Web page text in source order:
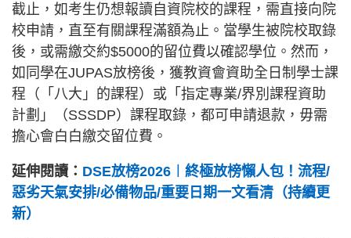
截止，如考生仍想報讀自資院校的課程，需直接向院
校申請，直至有關課程滿額為止。當學生被院校取錄
後，或需繳交約$5000的留位費以確認學位。然而，
如同學在JUPAS放榜後，獲教資會資助全日制學士課
程（「八大」的課程）或「指定專業/界別課程資助
計劃」（SSSDP）課程取錄，都可申請退款，毋需
擔心會白白繳交留位費。
延伸閱讀： DSE放榜2026︱終極放榜懶人包！流程/
惡劣天氣安排/必備物品/重要日期一文看清（持續更
新）